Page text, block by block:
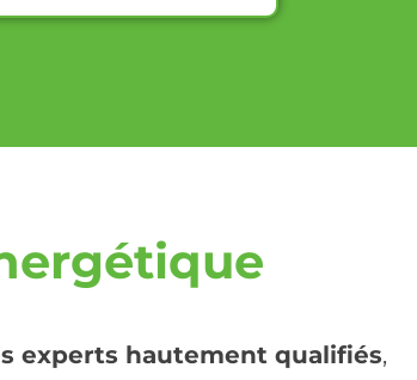
experts hautement qualifiés,